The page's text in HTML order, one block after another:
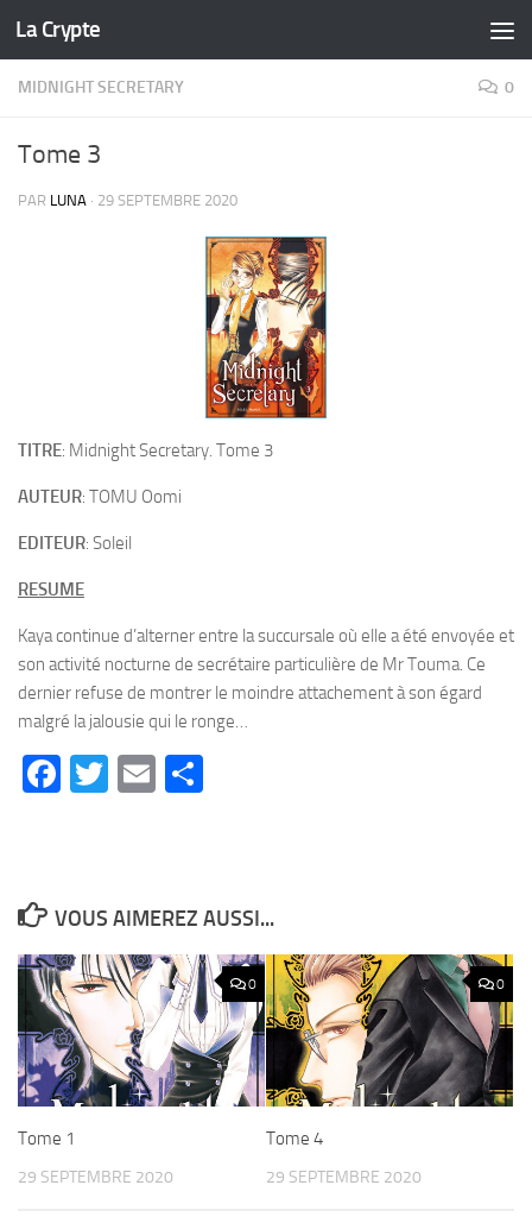
Skip to content
La Crypte
MIDNIGHT SECRETARY 0
Tome 3
PAR LUNA · 29 SEPTEMBRE 2020
TITRE: Midnight Secretary. Tome 3
AUTEUR: TOMU Oomi
EDITEUR: Soleil
RESUME
Kaya continue d’alterner entre la succursale où elle a été envoyée et
son activité nocturne de secrétaire particulière de Mr Touma. Ce
dernier refuse de montrer le moindre attachement à son égard
malgré la jalousie qui le ronge…
Facebook
Twitter
Email
VOUS AIMEREZ AUSSI...
0
Tome 1
29 SEPTEMBRE 2020
0
Tome 4
29 SEPTEMBRE 2020